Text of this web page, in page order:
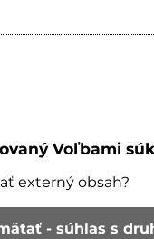
Voľbami
externý obsah?
- súhlas s